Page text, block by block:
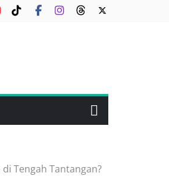
Tengah Tantangan?